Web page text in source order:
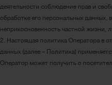
деятельности соблюдение прав и
обработке его персональных данных,
неприкосновенность частной жизни,
2. Настоящая политика Оператора в
данных (далее – Политика)
Оператор может получить о